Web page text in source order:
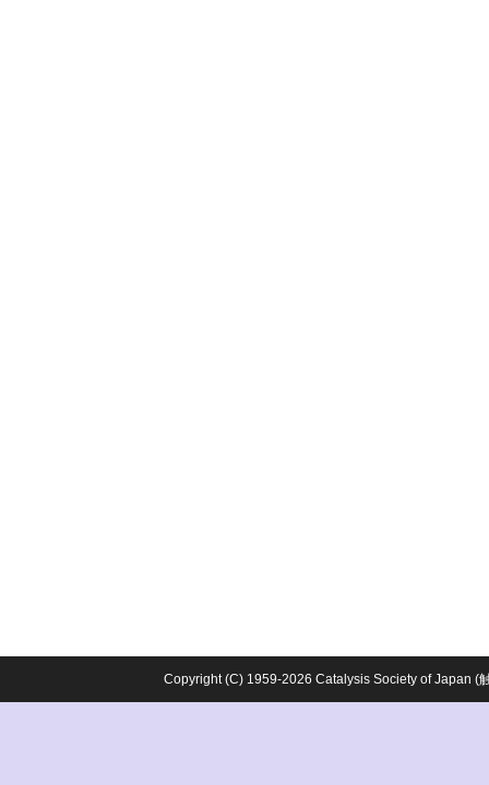
Copyright (C) 1959-2026 Catalysis Society of Japan (